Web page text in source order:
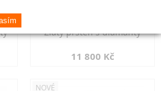
Zlatý prsten s diamanty
11 800 Kč
NOVÉ